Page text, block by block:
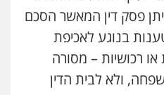
פסק דין המאשר הסכם
בנוגע לאכיפת
רכושיות – מסורה
ולא לבית הדין
לענייני אסירים
– משרד עורכי דין
וחקירות